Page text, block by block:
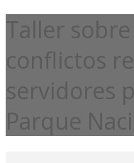
Taller
conflictos
servidores
Parque